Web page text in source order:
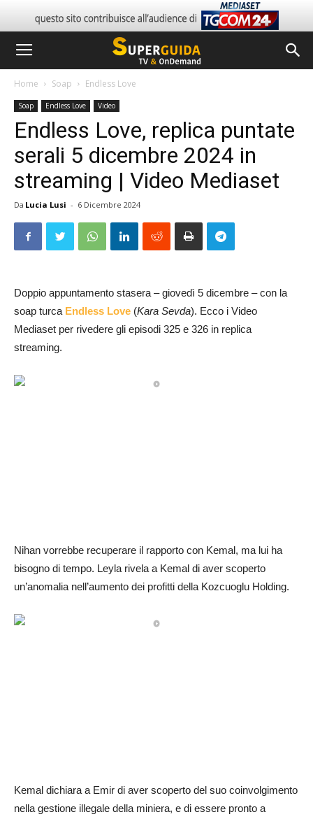
Home Soap Endless Love
Soap Endless Love Video
Endless Love, replica puntate
serali 5 dicembre 2024 in
streaming | Video Mediaset
Da Lucia Lusi - 6 Dicembre 2024
Doppio appuntamento stasera – giovedì 5 dicembre – con la
soap turca Endless Love (Kara Sevda). Ecco i Video
Mediaset per rivedere gli episodi 325 e 326 in replica
streaming.
Nihan vorrebbe recuperare il rapporto con Kemal, ma lui ha
bisogno di tempo. Leyla rivela a Kemal di aver scoperto
un’anomalia nell’aumento dei profitti della Kozcuoglu Holding.
Kemal dichiara a Emir di aver scoperto del suo coinvolgimento
nella gestione illegale della miniera, e di essere pronto a